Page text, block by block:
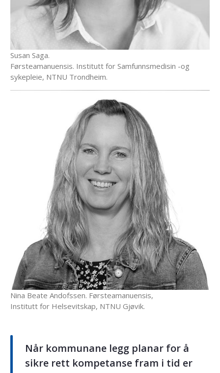
Susan Saga.
Førsteamanuensis. Institutt for Samfunnsmedisin -og
sykepleie, NTNU Trondheim.
Nina Beate Andofssen. Førsteamanuensis,
Institutt for Helsevitskap, NTNU Gjøvik.
Når kommunane legg planar for å
sikre rett kompetanse fram i tid er